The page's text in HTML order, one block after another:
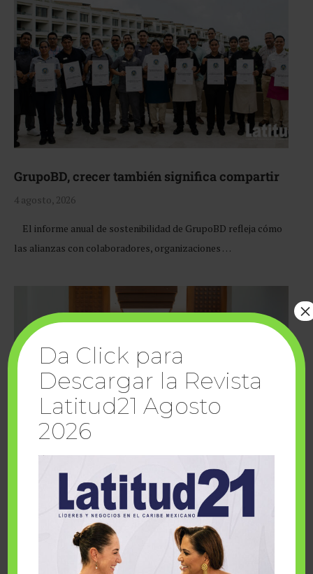
GrupoBD, crecer también significa compartir
4 agosto, 2026
El informe anual de sostenibilidad de GrupoBD refleja cómo
las alianzas con colaboradores, organizaciones …
Cuando la solidaridad inspira; cumplen
sueños Fairmont Mayakoba y Make-A-Wish
Da Click para
Descargar la Revista
Latitud21 Agosto
2026
×